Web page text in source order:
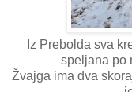
Iz Prebolda sva
speljana po
Žvajga ima dva